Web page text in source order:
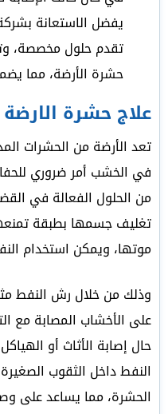
يفضل الاستعانة
تقدم حلول مخصصة،
حشرة الأرضة، مما
علاج حشرة
تعد الأرضة من الحشرات
في الخشب أمر ضروري
من الحلول الفعالة في
تغليف جسمها بطبقة
موتها، ويمكن استخدام
وذلك من خلال رش النفط
على الأخشاب المصابة مع
حال إصابة الأثاث أو
النفط داخل الثقوب
الحشرة، مما يساعد على